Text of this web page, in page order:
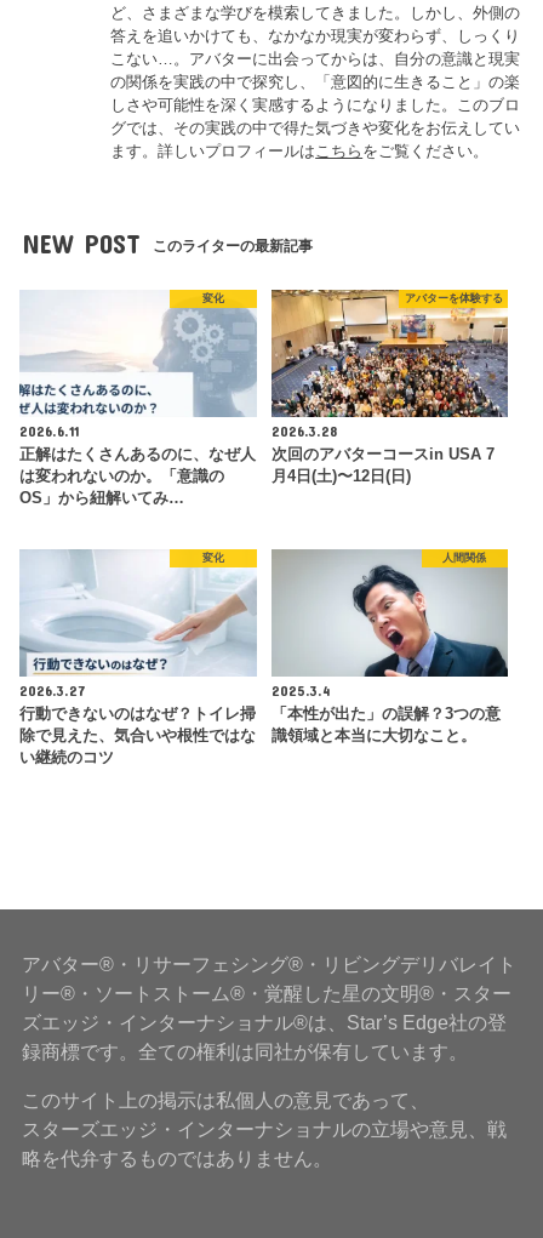
ど、さまざまな学びを模索してきました。しかし、外側の
答えを追いかけても、なかなか現実が変わらず、しっくり
こない…。アバターに出会ってからは、自分の意識と現実
の関係を実践の中で探究し、「意図的に生きること」の楽
しさや可能性を深く実感するようになりました。このブロ
グでは、その実践の中で得た気づきや変化をお伝えしてい
ます。詳しいプロフィールは こちら をご覧ください。
NEW POST このライターの最新記事
変化
2026.6.11
正解はたくさんあるのに、なぜ人
は変われないのか。「意識の
OS」から紐解いてみ…
アバターを体験する
2026.3.28
次回のアバターコースin USA 7
月4日(土)〜12日(日)
変化
2026.3.27
行動できないのはなぜ？トイレ掃
除で見えた、気合いや根性ではな
い継続のコツ
人間関係
2025.3.4
「本性が出た」の誤解？3つの意
識領域と本当に大切なこと。
アバター®・リサーフェシング®・リビングデリバレイト
リー®・ソートストーム®・覚醒した星の文明®・スター
ズエッジ・インターナショナル®は、Star’s Edge社の登
録商標です。全ての権利は同社が保有しています。
このサイト上の掲示は私個人の意見であって、
スターズエッジ・インターナショナルの立場や意見、戦
略を代弁するものではありません。